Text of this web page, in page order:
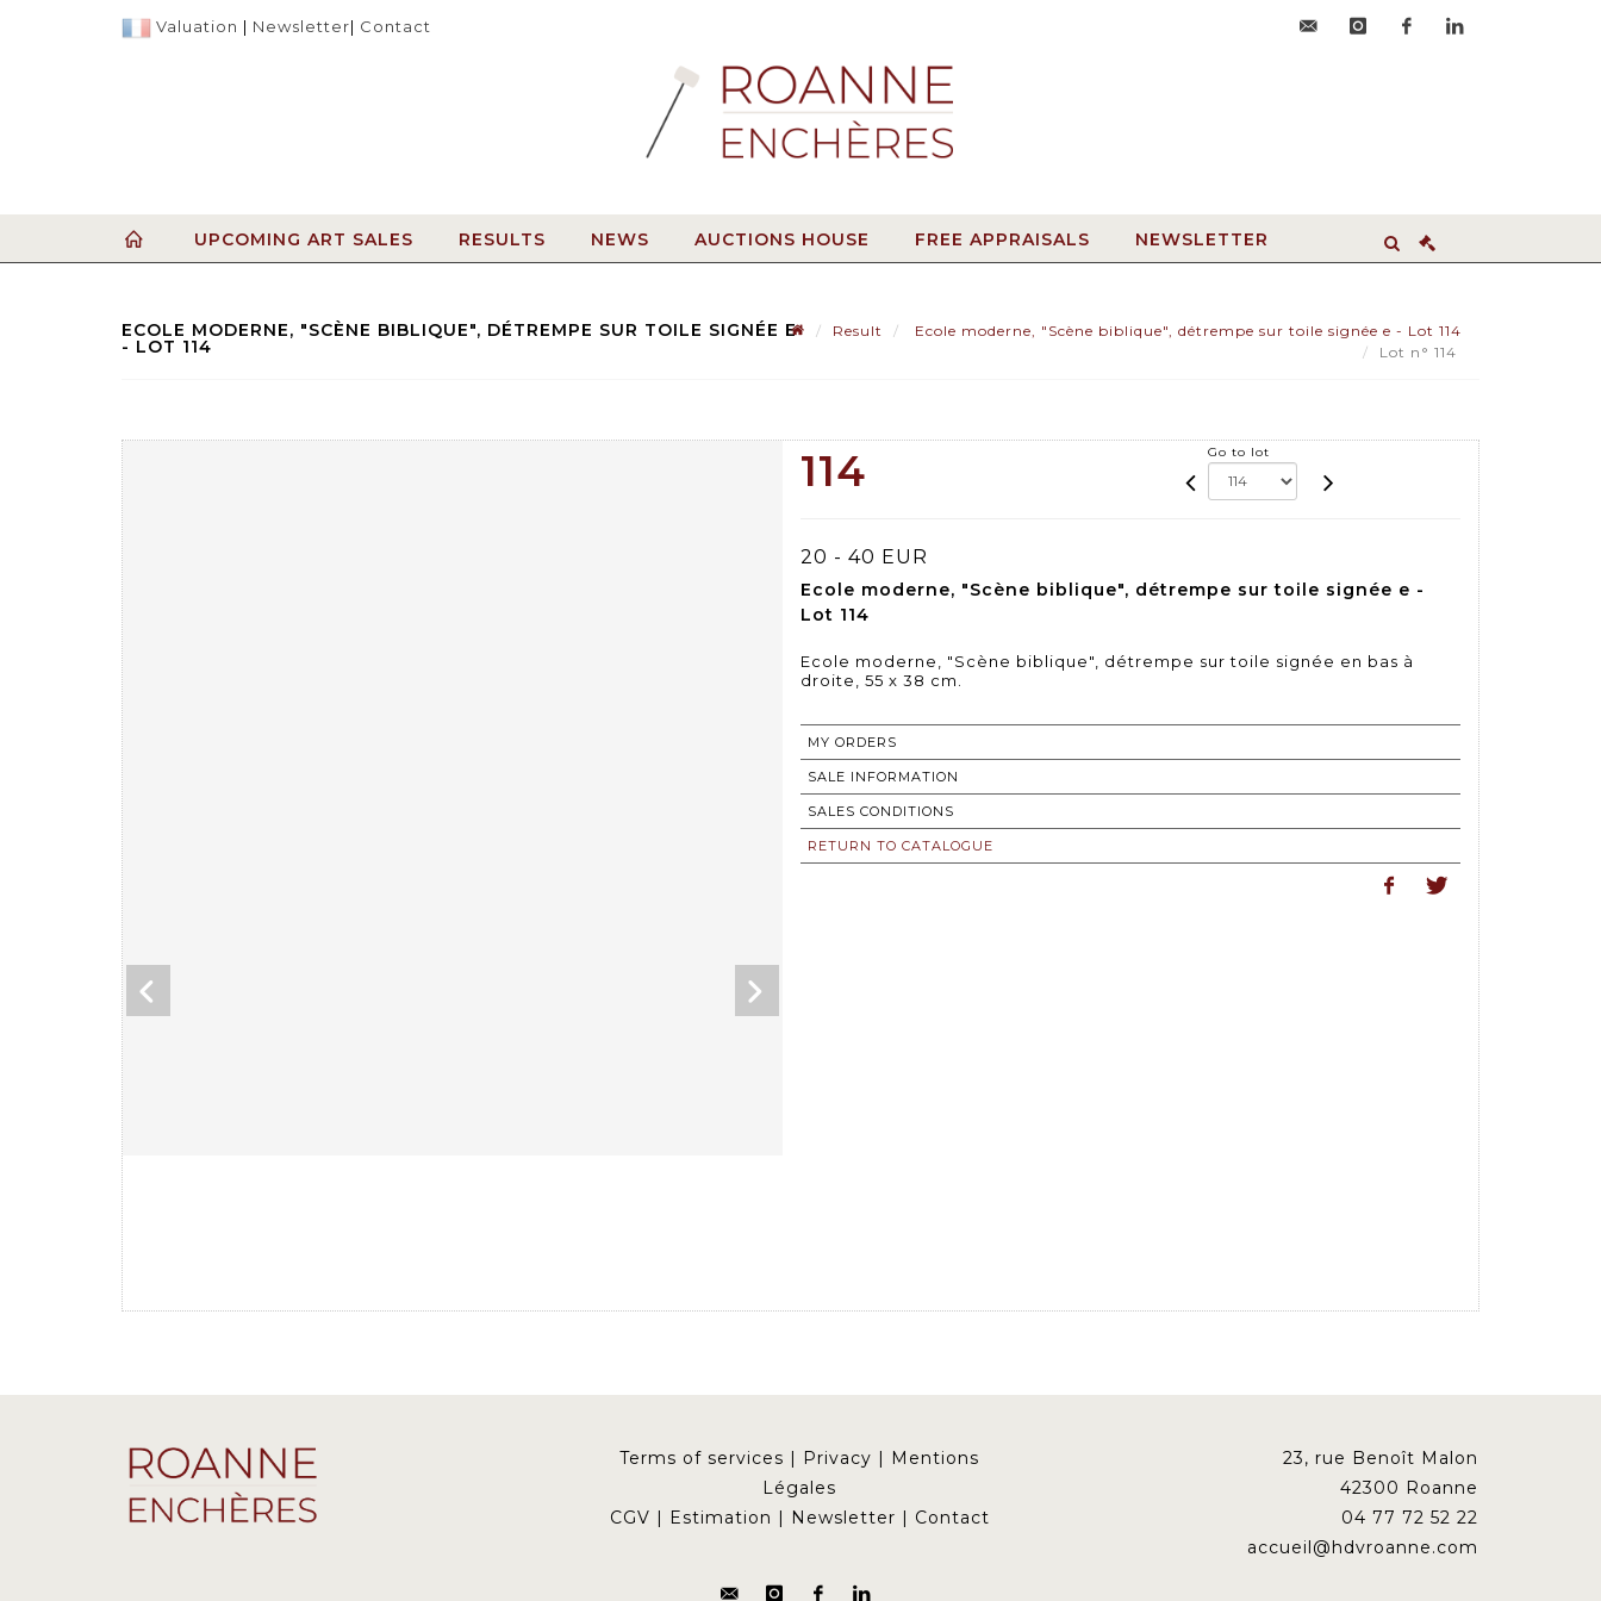
Valuation | Newsletter| Contact
UPCOMING ART SALES RESULTS NEWS AUCTIONS HOUSE FREE APPRAISALS NEWSLETTER
ECOLE MODERNE, "SCÈNE BIBLIQUE", DÉTREMPE SUR TOILE SIGNÉE E
- LOT 114
Result
Ecole moderne, "Scène biblique", détrempe sur toile signée e - Lot 114
Lot n° 114
114 Go to lot
20 - 40 EUR
Ecole moderne, "Scène biblique", détrempe sur toile signée e -
Lot 114
Ecole moderne, "Scène biblique", détrempe sur toile signée en bas à
droite, 55 x 38 cm.
MY ORDERS
SALE INFORMATION
SALES CONDITIONS
RETURN TO CATALOGUE
Terms of services | Privacy | Mentions
Légales
CGV | Estimation | Newsletter | Contact
23, rue Benoît Malon
42300 Roanne
04 77 72 52 22
accueil@hdvroanne.com